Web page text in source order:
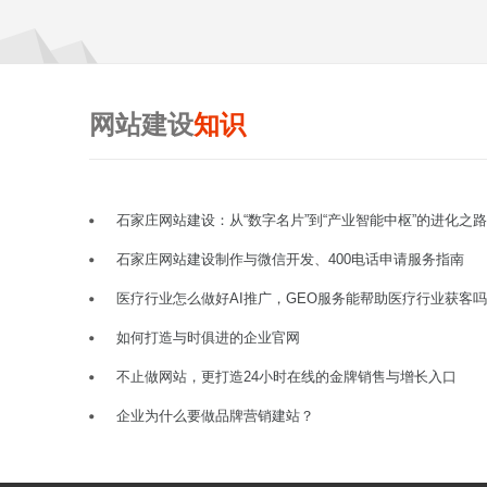
网站建设知识
石家庄网站建设：从“数字名片”到“产业智能中枢”的进化之路
石家庄网站建设制作与微信开发、400电话申请服务指南
医疗行业怎么做好AI推广，GEO服务能帮助医疗行业获客
如何打造与时俱进的企业官网
不止做网站，更打造24小时在线的金牌销售与增长入口
企业为什么要做品牌营销建站？